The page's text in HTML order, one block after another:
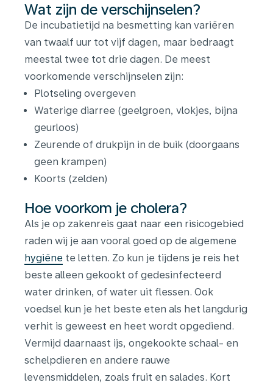
Wat zijn de verschijnselen?
De incubatietijd na besmetting kan variëren
van twaalf uur tot vijf dagen, maar bedraagt
meestal twee tot drie dagen. De meest
voorkomende verschijnselen zijn:
Plotseling overgeven
Waterige diarree (geelgroen, vlokjes, bijna
geurloos)
Zeurende of drukpijn in de buik (doorgaans
geen krampen)
Koorts (zelden)
Hoe voorkom je cholera?
Als je op zakenreis gaat naar een risicogebied
raden wij je aan vooral goed op de algemene
hygiëne te letten. Zo kun je tijdens je reis het
beste alleen gekookt of gedesinfecteerd
water drinken, of water uit flessen. Ook
voedsel kun je het beste eten als het langdurig
verhit is geweest en heet wordt opgediend.
Vermijd daarnaast ijs, ongekookte schaal- en
schelpdieren en andere rauwe
levensmiddelen, zoals fruit en salades. Kort